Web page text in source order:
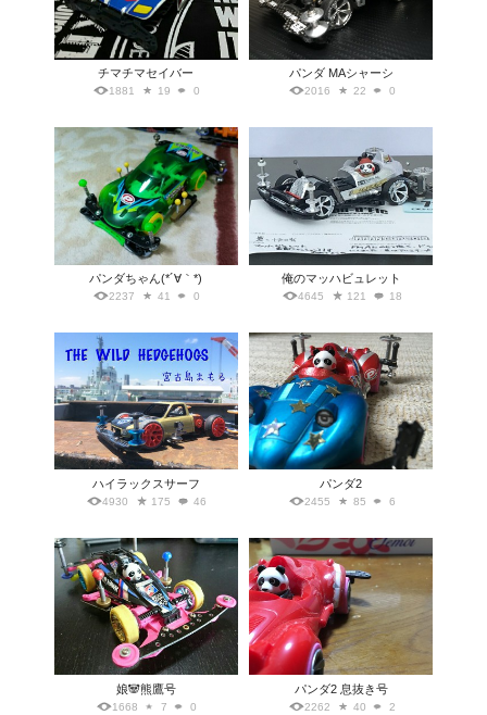
チマチマセイバー
1881 19 0
パンダ MAシャーシ
2016 22 0
パンダちゃん(*´∀｀*)
2237 41 0
俺のマッハビュレット
4645 121 18
ハイラックスサーフ
4930 175 46
パンダ2
2455 85 6
娘🐼熊鷹号
1668 7 0
パンダ2 息抜き号
2262 40 2